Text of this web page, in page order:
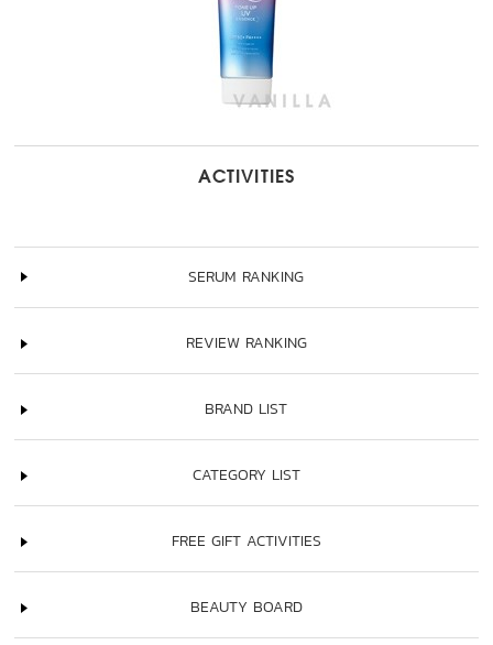
ACTIVITIES
SERUM RANKING
REVIEW RANKING
BRAND LIST
CATEGORY LIST
FREE GIFT ACTIVITIES
BEAUTY BOARD